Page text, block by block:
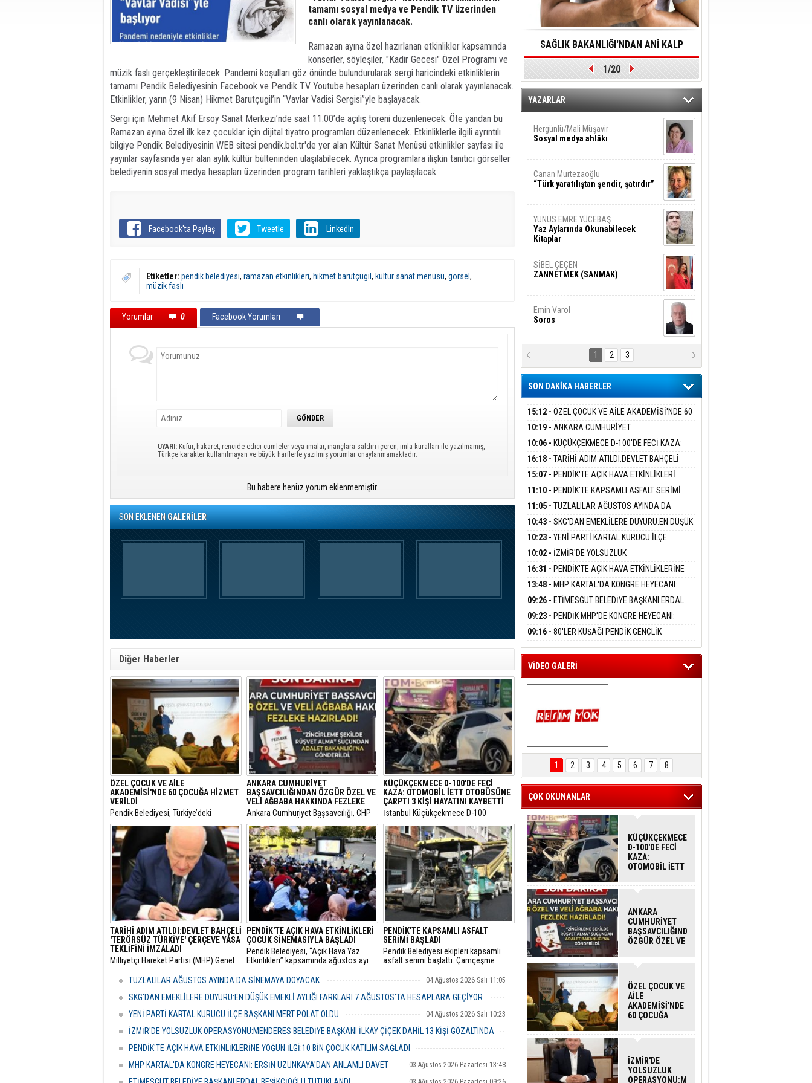
tamamı sosyal medya ve Pendik TV üzerinden
canlı olarak yayınlanacak.
Ramazan ayına özel hazırlanan etkinlikler kapsamında
konserler, söyleşiler, "Kadir Gecesi" Özel Programı ve
müzik faslı gerçekleştirilecek. Pandemi koşulları göz önünde bulundurularak sergi haricindeki etkinliklerin
tamamı Pendik Belediyesinin Facebook ve Pendik TV Youtube hesapları üzerinden canlı olarak yayınlanacak.
Etkinlikler, yarın (9 Nisan) Hikmet Barutçugil’in “Vavlar Vadisi Sergisi”yle başlayacak.
Sergi için Mehmet Akif Ersoy Sanat Merkezi’nde saat 11.00’de açılış töreni düzenlenecek. Öte yandan bu
Ramazan ayına özel ilk kez çocuklar için dijital tiyatro programları düzenlenecek. Etkinliklerle ilgili ayrıntılı
bilgiye Pendik Belediyesinin WEB sitesi pendik.bel.tr'de yer alan Kültür Sanat Menüsü etkinlikler sayfası ile
yayınlar sayfasında yer alan aylık kültür bülteninden ulaşılabilecek. Ayrıca programlara ilişkin tanıtıcı görseller
belediyenin sosyal medya hesapları üzerinden program tarihleri yaklaştıkça paylaşılacak.
Facebook'ta Paylaş Tweetle LinkedIn
Etiketler: pendik belediyesi, ramazan etkinlikleri, hikmet barutçugil , kültür sanat menüsü, görsel ,
müzik faslı
Yorumlar 0 Facebook Yorumları
UYARI: Küfür, hakaret, rencide edici cümleler veya imalar, inançlara saldırı içeren, imla kuralları ile yazılmamış,
Türkçe karakter kullanılmayan ve büyük harflerle yazılmış yorumlar onaylanmamaktadır.
Bu habere henüz yorum eklenmemiştir.
SON EKLENENGALERİLER
Diğer Haberler
ÖZEL ÇOCUK VE AİLE
AKADEMİSİ'NDE 60 ÇOCUĞA HİZMET
VERİLDİ
Pendik Belediyesi, Türkiye’deki
belediyeler içinde ilk ve tek olma
özelliği taşıyan “Özel Çocuk ve Aile
Akademisi”nin ilk dönemini
tamamladı.
ANKARA CUMHURİYET
BAŞSAVCILIĞINDAN ÖZGÜR ÖZEL VE
VELİ AĞBABA HAKKINDA FEZLEKE
​Ankara Cumhuriyet Başsavcılığı, CHP
Genel Başkanı Özgür Özel ile CHP
Malatya Milletvekili Veli Ağbaba
hakkındaki yasal incelemelerin
tamamlandığını ve her iki isim için de
dokunulmazlıklarının kaldırılması
istemiyle fezleke hazırlandığını
duyurdu.
KÜÇÜKÇEKMECE D-100'DE FECİ
KAZA: OTOMOBİL İETT OTOBÜSÜNE
ÇARPTI 3 KİŞİ HAYATINI KAYBETTİ
​İstanbul Küçükçekmece D-100
Karayolu Edirne istikametinde
sürücüsünün kimliği henüz tespit
edilemeyen 34 BLN 100 plakalı
otomobil, önünde seyreden bir İETT
otobüsüne arkadan hızla çarptı.
TARİHİ ADIM ATILDI:DEVLET BAHÇELİ
'TERÖRSÜZ TÜRKİYE' ÇERÇEVE YASA
TEKLİFİNİ İMZALADI
​Milliyetçi Hareket Partisi (MHP) Genel
"Terörsüz Türkiye" süreci olarak
kapsamındaki çerçeve yasa teklifini
verdi.
PENDİK'TE AÇIK HAVA ETKİNLİKLERİ
ÇOCUK SİNEMASIYLA BAŞLADI
Pendik Belediyesi, “Açık Hava Yaz
Etkinlikleri” kapsamında ağustos ayı
geceleri ve açık hava tiyatrolarıyla
etkinliklerinde buluşturuyor.
PENDİK'TE KAPSAMLI ASFALT
SERİMİ BAŞLADI
Pendik Belediyesi ekipleri kapsamlı
asfalt serimi başlattı. Çamçeşme
ekipler, caddenin Kemalpaşa ile Misakı
Milli Caddeleri arasında kalan yaklaşık
400 metrelik bölümü ile caddeye bağlı
TUZLALILAR AĞUSTOS AYINDA DA SİNEMAYA DOYACAK 04 Ağustos 2026 Salı 11:05
SKG'DAN EMEKLİLERE DUYURU:EN DÜŞÜK EMEKLİ AYLIĞI FARKLARI 7 AĞUSTOS'TA HESAPLARA GEÇİYOR
04 Ağustos 2026 Salı 10:43
YENİ PARTİ KARTAL KURUCU İLÇE BAŞKANI MERT POLAT OLDU 04 Ağustos 2026 Salı 10:23
İZMİR'DE YOLSUZLUK OPERASYONU:MENDERES BELEDİYE BAŞKANI İLKAY ÇİÇEK DAHİL 13 KİŞİ GÖZALTINDA
PENDİK'TE AÇIK HAVA ETKİNLİKLERİNE YOĞUN İLGİ:10 BİN ÇOCUK KATILIM SAĞLADI
03 Ağustos 2026 Pazartesi 16:31
MHP KARTAL'DA KONGRE HEYECANI: ERSİN UZUNKAYA'DAN ANLAMLI DAVET 03 Ağustos 2026 Pazartesi 13:48
SAĞLIK BAKANLIĞI'NDAN ANİ KALP
DURMALARINA HIZLI MÜDAHALE
EDİLMESİNE YÖNELİK ÖNLENMESİ İÇİN
ÖNEMLİ ADIM
1/20
YAZARLAR
Hergünlü/Mali Müşavir
Sosyal medya ahlâkı
Canan Murtezaoğlu
“Türk yaratılıştan şendir, şatırdır”
YUNUS EMRE YÜCEBAŞ
Yaz Aylarında Okunabilecek
Kitaplar
SİBEL ÇEÇEN
ZANNETMEK (SANMAK)
Emin Varol
Soros
Karanlık DNA Kuşaklararası
Şiddetin Biyolojik Faturası
Şiyar Adıyaman
Ben Bu Sahaya Sığmazam
Hasan Ali Çölük
Bir Satırın İçindeki İnsan
Ezgi Kılıç
SİVAS: ATEŞE ATILAN VİCDAN
BARIŞ BAŞARSLAN
ADANMAK
Meltem Kaynas
AFFETMEYECEĞİM!
1 2 3
SON DAKİKA HABERLER
15:12 - ÖZEL ÇOCUK VE AİLE AKADEMİSİ'NDE 60
ÇOCUĞA HİZMET VERİLDİ
10:19 - ANKARA CUMHURİYET
BAŞSAVCILIĞINDAN ÖZGÜR ÖZEL VE VELİ
AĞBABA HAKKINDA FEZLEKE
10:06 - KÜÇÜKÇEKMECE D-100'DE FECİ KAZA:
OTOMOBİL İETT OTOBÜSÜNE ÇARPTI 3 KİŞİ
HAYATINI KAYBETTİ
16:18 - TARİHİ ADIM ATILDI:DEVLET BAHÇELİ
'TERÖRSÜZ TÜRKİYE' ÇERÇEVE YASA TEKLİFİNİ
İMZALADI
15:07 - PENDİK'TE AÇIK HAVA ETKİNLİKLERİ
ÇOCUK SİNEMASIYLA BAŞLADI
11:10 - PENDİK'TE KAPSAMLI ASFALT SERİMİ
BAŞLADI
11:05 - TUZLALILAR AĞUSTOS AYINDA DA
SİNEMAYA DOYACAK
10:43 - SKG'DAN EMEKLİLERE DUYURU:EN DÜŞÜK
EMEKLİ AYLIĞI FARKLARI 7 AĞUSTOS'TA
HESAPLARA GEÇİYOR
10:23 - YENİ PARTİ KARTAL KURUCU İLÇE
BAŞKANI MERT POLAT OLDU
10:02 - İZMİR'DE YOLSUZLUK
OPERASYONU:MENDERES BELEDİYE BAŞKANI
İLKAY ÇİÇEK DAHİL 13 KİŞİ GÖZALTINDA
16:31 - PENDİK'TE AÇIK HAVA ETKİNLİKLERİNE
YOĞUN İLGİ:10 BİN ÇOCUK KATILIM SAĞLADI
13:48 - MHP KARTAL'DA KONGRE HEYECANI:
ERSİN UZUNKAYA'DAN ANLAMLI DAVET
09:26 - ETİMESGUT BELEDİYE BAŞKANI ERDAL
BEŞİKÇİOĞLU TUTUKLANDI
09:23 - PENDİK MHP'DE KONGRE HEYECANI:
BÜYÜK BULUŞMA 8 AĞUSTOS'TA YAPILACAK
09:16 - 80'LER KUŞAĞI PENDİK GENÇLİK
KAMPI'NDA BULUŞTU
VİDEO GALERİ
KARTAL ENGELSİZ
YAŞAM FESTİVALİ
KONSERİ
İZLEYİCİLERİ MEST
1 2 3 4 5 6 7 8
ÇOK OKUNANLAR
KÜÇÜKÇEKMECE
D-100'DE FECİ
KAZA:
OTOMOBİL İETT
ÇARPTI 3 KİŞİ
ANKARA
CUMHURİYET
BAŞSAVCILIĞINDAN
ÖZGÜR ÖZEL VE
HAKKINDA
ÖZEL ÇOCUK VE
AİLE
AKADEMİSİ'NDE
60 ÇOCUĞA
İZMİR'DE
YOLSUZLUK
OPERASYONU:MENDERES